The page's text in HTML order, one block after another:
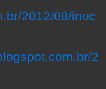
2012/08/inoc
2